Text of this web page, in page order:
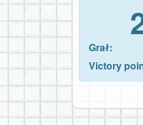
Grał:
Victory